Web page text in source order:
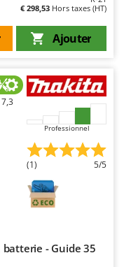
€ 298,53 Hors taxes (HT)
Ajouter
7,3
Professionnel
(1) 5/5
batterie - Guide 35